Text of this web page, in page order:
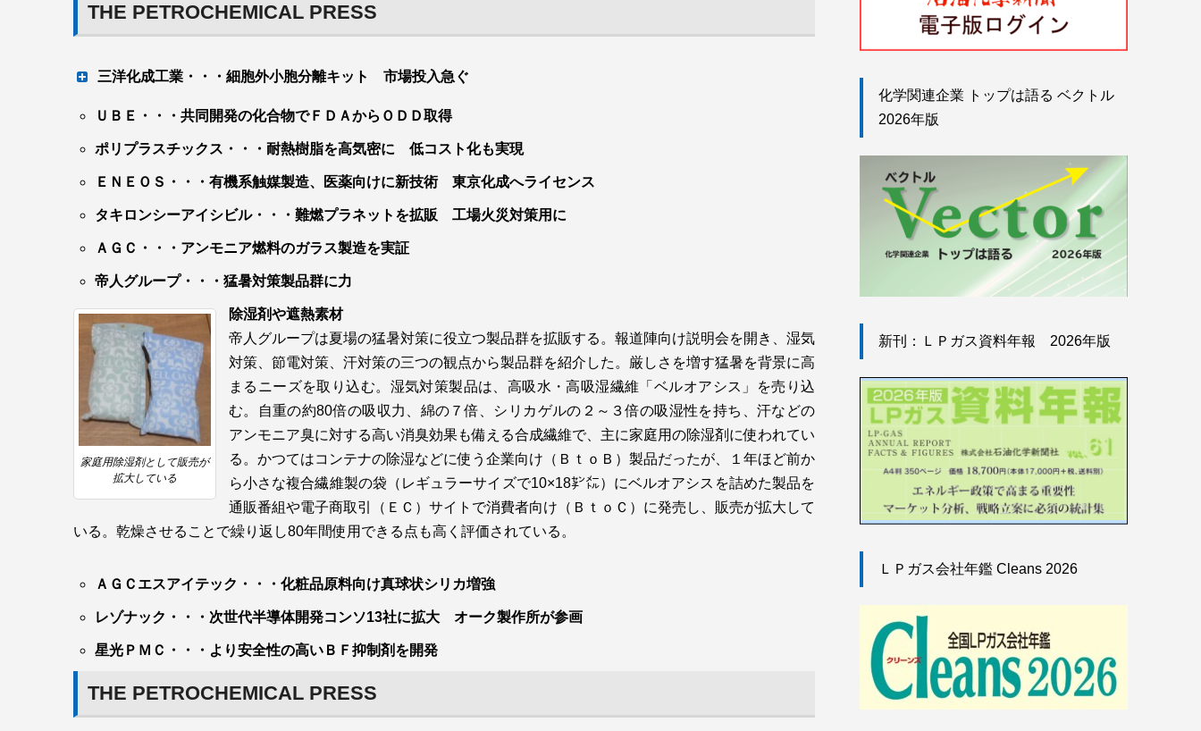
THE PETROCHEMICAL PRESS
三洋化成工業・・・細胞外小胞分離キット 市場投入急ぐ
新技術 診断・創薬研究を支援
三洋化成工業は医療分野を中心に研究が加速している細胞外小胞（ＥＶ）を高効率・高精製度に分離する新規
技術「ＥＸＯＲＰＴＩＯＮ（エクソープション）」を実装した試薬検査キットの上市を急ぐ。世界のアカデミ
た診断薬や創薬に関する取り組みに進展させることも視野に入れる。
ＵＢＥ・・・共同開発の化合物でＦＤＡからＯＤＤ取得
ポリプラスチックス・・・耐熱樹脂を高気密に 低コスト化も実現
ＥＮＥＯＳ・・・有機系触媒製造、医薬向けに新技術 東京化成へライセンス
タキロンシーアイシビル・・・難燃プラネットを拡販 工場火災対策用に
ＡＧＣ・・・アンモニア燃料のガラス製造を実証
帝人グループ・・・猛暑対策製品群に力
家庭用除湿剤として販売が
拡大している
除湿剤や遮熱素材
帝人グループは夏場の猛暑対策に役立つ製品群を拡販する。報道陣向け説明会を開き、湿気
対策、節電対策、汗対策の三つの観点から製品群を紹介した。厳しさを増す猛暑を背景に高
まるニーズを取り込む。湿気対策製品は、高吸水・高吸湿繊維「ベルオアシス」を売り込
む。自重の約80倍の吸収力、綿の７倍、シリカゲルの２～３倍の吸湿性を持ち、汗などの
アンモニア臭に対する高い消臭効果も備える合成繊維で、主に家庭用の除湿剤に使われてい
る。かつてはコンテナの除湿などに使う企業向け（ＢｔｏＢ）製品だったが、１年ほど前か
ら小さな複合繊維製の袋（レギュラーサイズで10×18㌢㍍）にベルオアシスを詰めた製品を
通販番組や電子商取引（ＥＣ）サイトで消費者向け（ＢｔｏＣ）に発売し、販売が拡大して
いる。乾燥させることで繰り返し80年間使用できる点も高く評価されている。
ＡＧＣエスアイテック・・・化粧品原料向け真球状シリカ増強
レゾナック・・・次世代半導体開発コンソ13社に拡大 オーク製作所が参画
星光ＰＭＣ・・・より安全性の高いＢＦ抑制剤を開発
THE PETROCHEMICAL PRESS
化学関連企業 トップは語る ベクトル
2026年版
新刊：ＬＰガス資料年報 2026年版
ＬＰガス会社年鑑 Cleans 2026